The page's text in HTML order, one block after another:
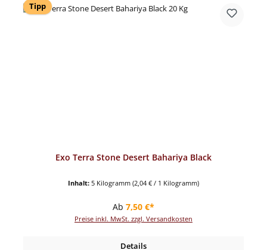
Tipp
Exo Terra Stone Desert Bahariya Black
Inhalt: 5 Kilogramm (2,04 € / 1 Kilogramm)
Regulärer Preis:
Ab 7,50 €*
Preise inkl. MwSt. zzgl. Versandkosten
Details